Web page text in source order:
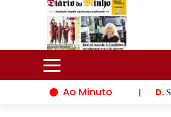
Ao Minuto
da moda | D.Santiago de